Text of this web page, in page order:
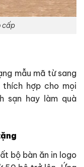
cấp
mẫu mã từ sang
hợp cho mọi
sạn hay làm quà
bộ bàn ăn in logo